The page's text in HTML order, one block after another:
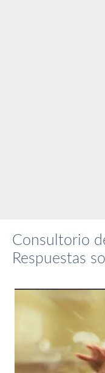
Consultorio
Respuestas